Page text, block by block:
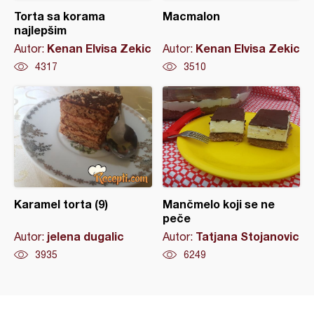
Torta sa korama
najlepšim
Autor: Kenan Elvisa Zekic
4317
Macmalon
Autor: Kenan Elvisa Zekic
3510
Karamel torta (9)
Autor: jelena dugalic
3935
Mančmelo koji se ne
peče
Autor: Tatjana Stojanovic
6249